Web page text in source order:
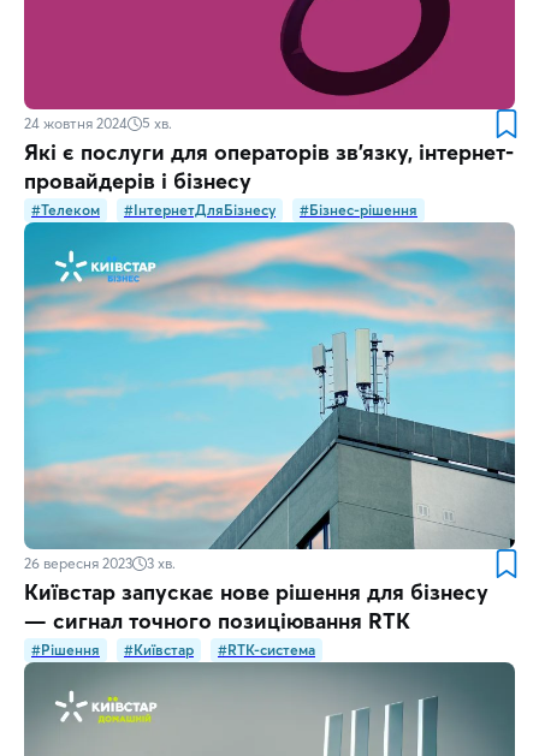
24 жовтня 2024 5 хв.
Які є послуги для операторів зв’язку, інтернет-
провайдерів і бізнесу
#Телеком #ІнтернетДляБізнесу #Бізнес-рішення
26 вересня 2023 3 хв.
Київстар запускає нове рішення для бізнесу
— сигнал точного позиціювання RTK
#Рішення #Київстар #RTK-система